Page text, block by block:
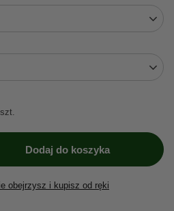
szt.
Dodaj do koszyka
obejrzysz i kupisz od ręki